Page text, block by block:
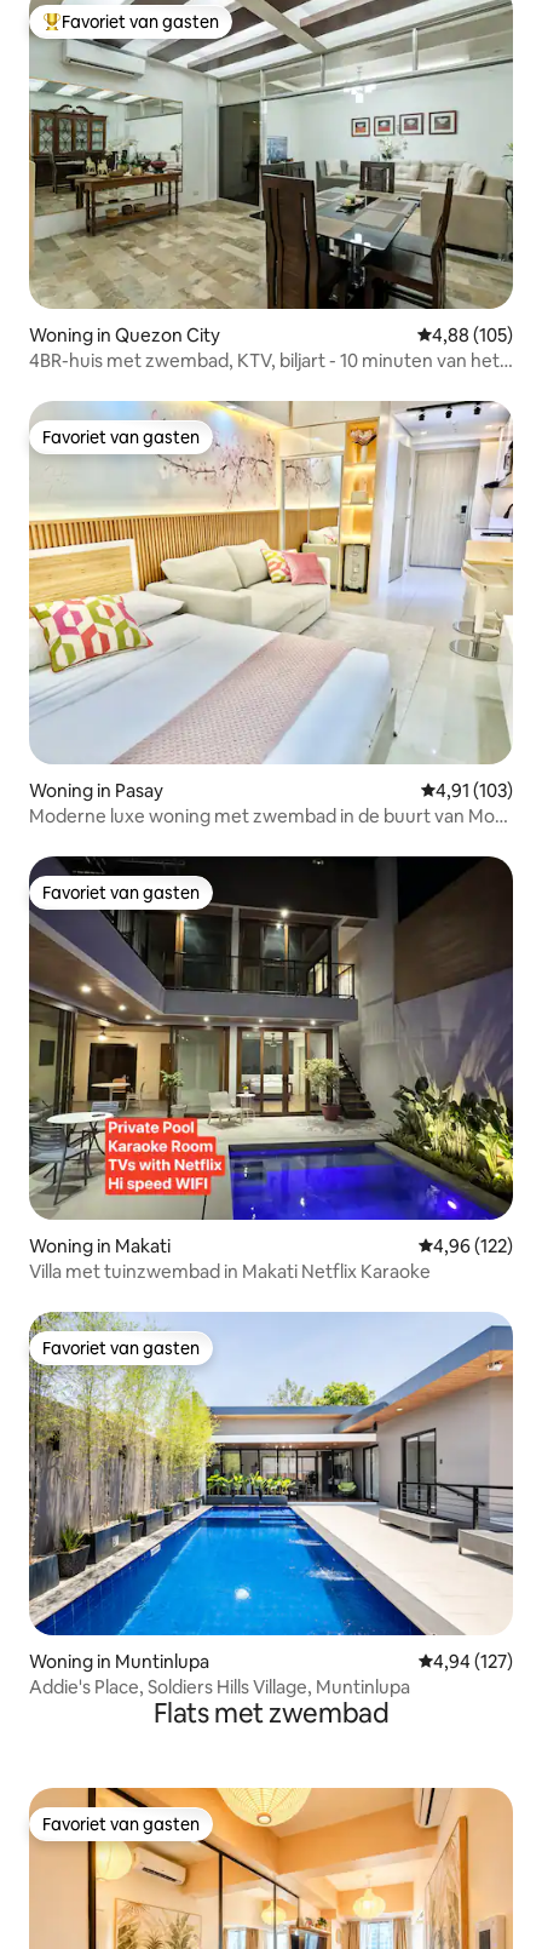
Topfavoriet van gasten
Favoriet van gasten
Woning in Quezon City Gemiddelde
4,88 (105)
4BR-huis met zwembad, KTV, biljart - 10 minuten van het
Favoriet van gasten
Favoriet van gasten
Woning in Pasay Gemiddelde
4,91 (103)
Moderne luxe woning met zwembad in de buurt van Moa
Favoriet van gasten
Favoriet van gasten
Woning in Makati Gemiddelde
4,96 (122)
Villa met tuinzwembad in Makati Netflix Karaoke
Favoriet van gasten
Favoriet van gasten
Woning in Muntinlupa Gemiddelde
4,94 (127)
Addie's Place, Soldiers Hills Village, Muntinlupa
Flats met zwembad
Favoriet van gasten
Favoriet van gasten